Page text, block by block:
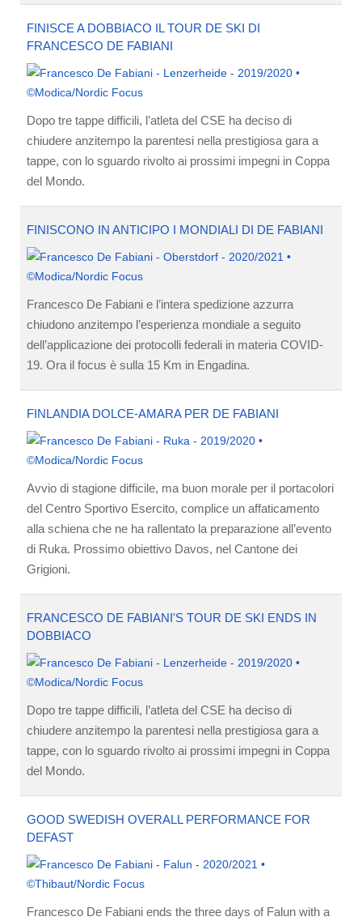
FINISCE A DOBBIACO IL TOUR DE SKI DI
FRANCESCO DE FABIANI
Dopo tre tappe difficili, l’atleta del CSE ha deciso di
chiudere anzitempo la parentesi nella prestigiosa gara a
tappe, con lo sguardo rivolto ai prossimi impegni in Coppa
del Mondo.
FINISCONO IN ANTICIPO I MONDIALI DI DE FABIANI
Francesco De Fabiani e l’intera spedizione azzurra
chiudono anzitempo l’esperienza mondiale a seguito
dell’applicazione dei protocolli federali in materia COVID-
19. Ora il focus è sulla 15 Km in Engadina.
FINLANDIA DOLCE-AMARA PER DE FABIANI
Avvio di stagione difficile, ma buon morale per il portacolori
del Centro Sportivo Esercito, complice un affaticamento
alla schiena che ne ha rallentato la preparazione all’evento
di Ruka. Prossimo obiettivo Davos, nel Cantone dei
Grigioni.
FRANCESCO DE FABIANI'S TOUR DE SKI ENDS IN
DOBBIACO
Dopo tre tappe difficili, l’atleta del CSE ha deciso di
chiudere anzitempo la parentesi nella prestigiosa gara a
tappe, con lo sguardo rivolto ai prossimi impegni in Coppa
del Mondo.
GOOD SWEDISH OVERALL PERFORMANCE FOR
DEFAST
Francesco De Fabiani ends the three days of Falun with a